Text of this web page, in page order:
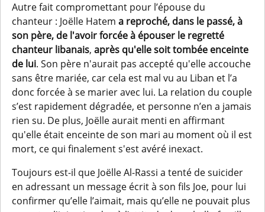
Autre fait compromettant pour l’épouse du
chanteur : Joëlle Hatema reproché, dans le passé, à
son père, de l'avoir forcée à épouser le regretté
chanteur libanais,après qu'elle soit tombée enceinte
de lui. Son père n'aurait pas accepté qu'elle accouche
sans être mariée, car cela est mal vu au Liban et l’a
donc forcée à se marier avec lui. La relation du couple
s’est rapidement dégradée, et personne n’en a jamais
rien su. De plus, Joëlle aurait menti en affirmant
qu'elle était enceinte de son mari au moment où il est
mort, ce qui finalement s'est avéré inexact.
Toujours est-il que Joëlle Al-Rassi a tenté de suicider
en adressant un message écrit à son fils Joe, pour lui
confirmer qu’elle l’aimait, mais qu’elle ne pouvait plus